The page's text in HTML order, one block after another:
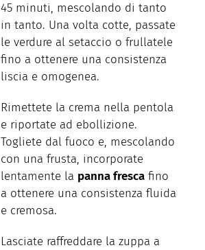
45 minuti, mescolando di tanto
in tanto. Una volta cotte, passate
le verdure al setaccio o frullatele
fino a ottenere una consistenza
liscia e omogenea.
Rimettete la crema nella pentola
e riportate ad ebollizione.
Togliete dal fuoco e, mescolando
con una frusta, incorporate
lentamente la panna fresca fino
a ottenere una consistenza fluida
e cremosa.
Lasciate raffreddare la zuppa a